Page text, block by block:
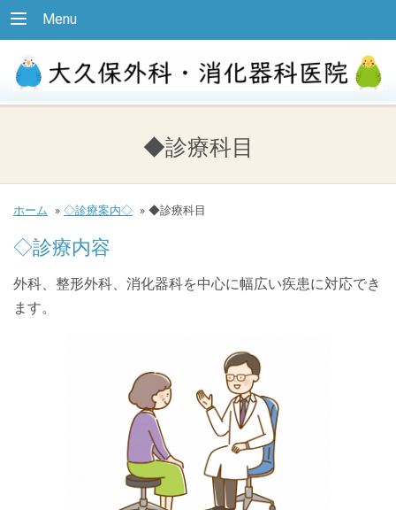
Menu
◆診療科目
ホーム » ◇診療案内◇ » ◆診療科目
◇診療内容
外科、整形外科、消化器科を中心に幅広い疾患に対応でき
ます。